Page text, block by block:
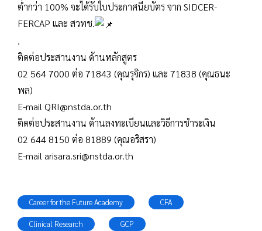
ต่ำกว่า 100% จะได้รับใบประกาศนียบัตร จาก SIDCER-
FERCAP และ สวทช.
.
ติดต่อประสานงาน ด้านหลักสูตร
02 564 7000 ต่อ 71843 (คุณรุจิกร) และ 71838 (คุณธนะ
พล)
E-mail QRI@nstda.or.th
ติดต่อประสานงาน ด้านลงทะเบียนและวิธีการชำระเงิน
02 644 8150 ต่อ 81889 (คุณอริสรา)
E-mail arisara.sri@nstda.or.th
Career for the Future Academy CFA
Clinical Research GCP